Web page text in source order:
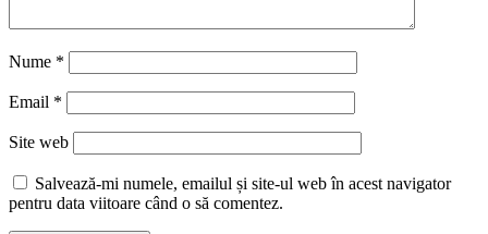
Nume *
Email *
Site web
Salvează-mi numele, emailul și site-ul web în acest navigator
pentru data viitoare când o să comentez.